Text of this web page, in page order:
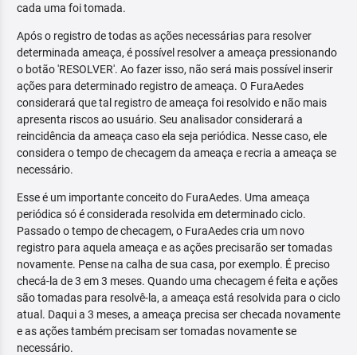
cada uma foi tomada.
Após o registro de todas as ações necessárias para resolver
determinada ameaça, é possível resolver a ameaça pressionando
o botão 'RESOLVER'. Ao fazer isso, não será mais possível inserir
ações para determinado registro de ameaça. O FuraAedes
considerará que tal registro de ameaça foi resolvido e não mais
apresenta riscos ao usuário. Seu analisador considerará a
reincidência da ameaça caso ela seja periódica. Nesse caso, ele
considera o tempo de checagem da ameaça e recria a ameaça se
necessário.
Esse é um importante conceito do FuraAedes. Uma ameaça
periódica só é considerada resolvida em determinado ciclo.
Passado o tempo de checagem, o FuraAedes cria um novo
registro para aquela ameaça e as ações precisarão ser tomadas
novamente. Pense na calha de sua casa, por exemplo. É preciso
checá-la de 3 em 3 meses. Quando uma checagem é feita e ações
são tomadas para resolvê-la, a ameaça está resolvida para o ciclo
atual. Daqui a 3 meses, a ameaça precisa ser checada novamente
e as ações também precisam ser tomadas novamente se
necessário.